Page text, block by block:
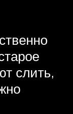
слить,